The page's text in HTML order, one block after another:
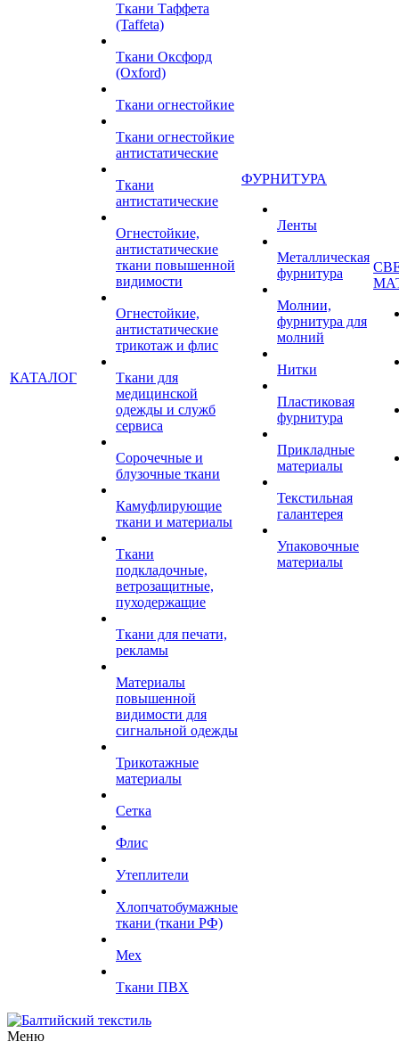
КАТАЛОГ
Ткани Таффета
(Taffeta)
Ткани Оксфорд
(Oxford)
Ткани огнестойкие
Ткани огнестойкие
антистатические
Ткани
антистатические
Огнестойкие,
антистатические
ткани повышенной
видимости
Огнестойкие,
антистатические
трикотаж и флис
Ткани для
медицинской
одежды и служб
сервиса
Сорочечные и
блузочные ткани
Камуфлирующие
ткани и материалы
Ткани
подкладочные,
ветрозащитные,
пуходержащие
Ткани для печати,
рекламы
Материалы
повышенной
видимости для
сигнальной одежды
Трикотажные
материалы
Сетка
Флис
Утеплители
Хлопчатобумажные
ткани (ткани РФ)
Мех
Ткани ПВХ
ФУРНИТУРА
Ленты
Металлическая
фурнитура
Молнии,
фурнитура для
молний
Нитки
Пластиковая
фурнитура
Прикладные
материалы
Текстильная
галантерея
Упаковочные
материалы
Меню